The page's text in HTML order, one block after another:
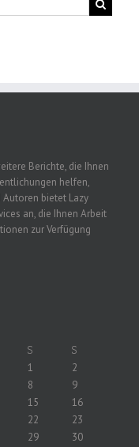
Berichte, die Ihnen
helfen,
Autoren bietet Lazy
an, die Ihnen Arbeit
zur Verfügung
S S
1
2
8
9
15
16
22
23
29 30